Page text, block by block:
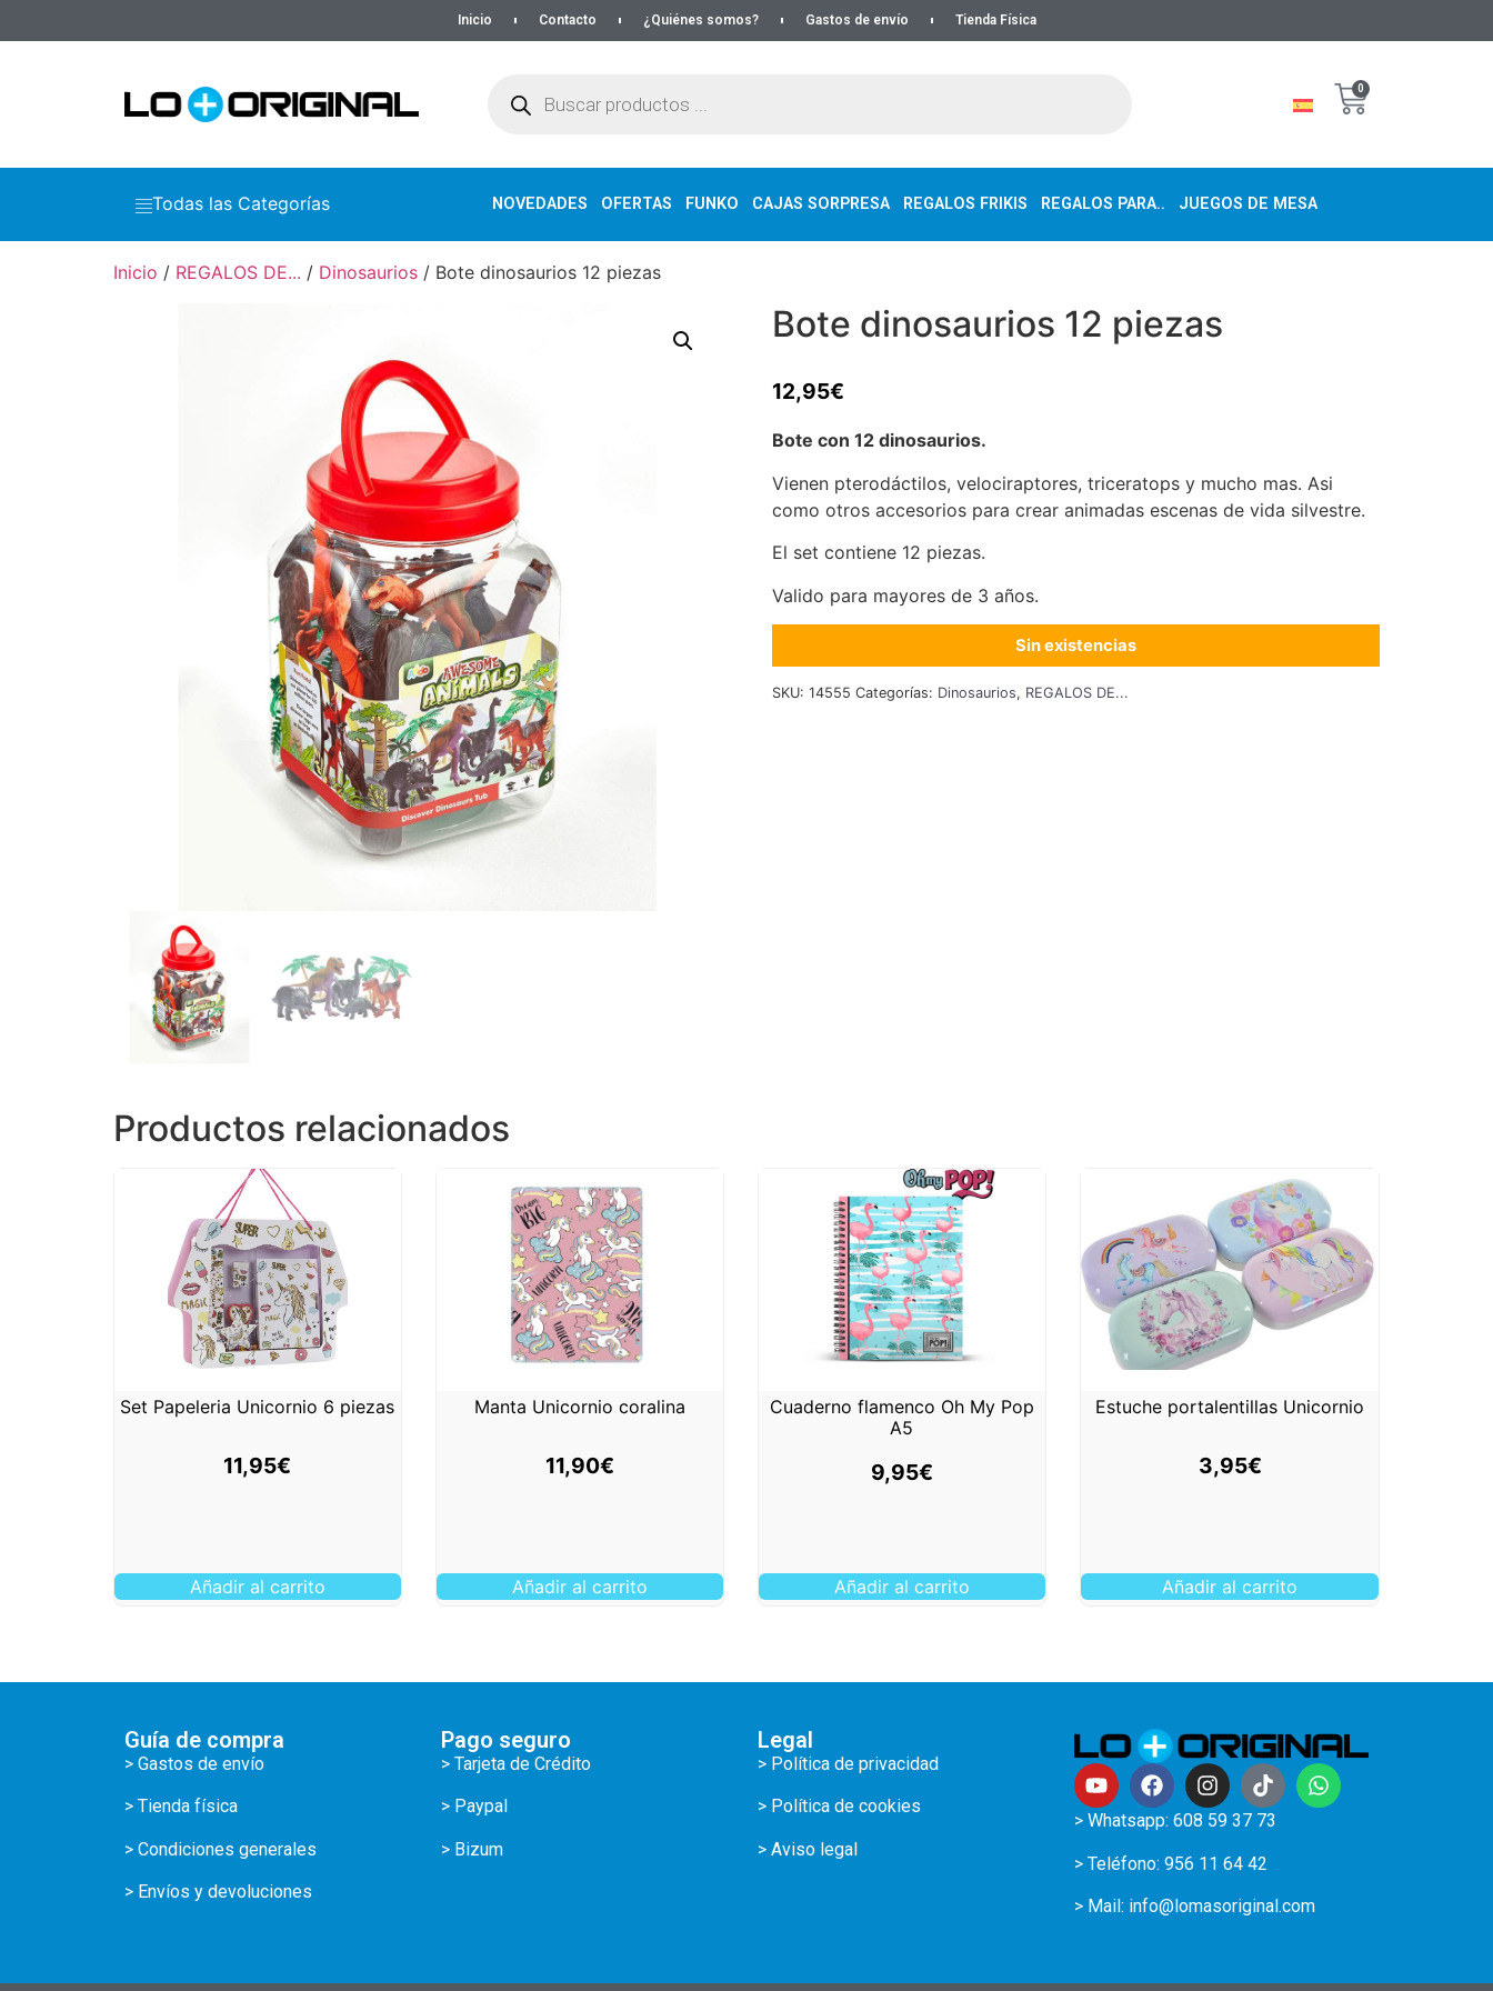
Inicio Contacto ¿Quiénes somos? Gastos de envío Tienda Física
0
Todas las Categorías NOVEDADES OFERTAS FUNKO CAJAS SORPRESA REGALOS FRIKIS REGALOS PARA.. JUEGOS DE MESA
Inicio / REGALOS DE... / Dinosaurios / Bote dinosaurios 12 piezas
Bote dinosaurios 12 piezas
12,95€
Bote con 12 dinosaurios.
Vienen pterodáctilos, velociraptores, triceratops y mucho mas. Asi
como otros accesorios para crear animadas escenas de vida silvestre.
El set contiene 12 piezas.
Valido para mayores de 3 años.
Sin existencias
SKU: 14555 Categorías: Dinosaurios, REGALOS DE...
Productos relacionados
Set Papeleria Unicornio 6 piezas
11,95€
Añadir al carrito
Manta Unicornio coralina
11,90€
Añadir al carrito
Cuaderno flamenco Oh My Pop
A5
9,95€
Añadir al carrito
Estuche portalentillas Unicornio
3,95€
Añadir al carrito
Guía de compra
> Gastos de envío
> Tienda física
> Condiciones generales
> Envíos y devoluciones
Pago seguro
> Tarjeta de Crédito
> Paypal
> Bizum
Legal
> Política de privacidad
> Política de cookies
> Aviso legal
> Whatsapp: 608 59 37 73
> Teléfono: 956 11 64 42
> Mail: info@lomasoriginal.com